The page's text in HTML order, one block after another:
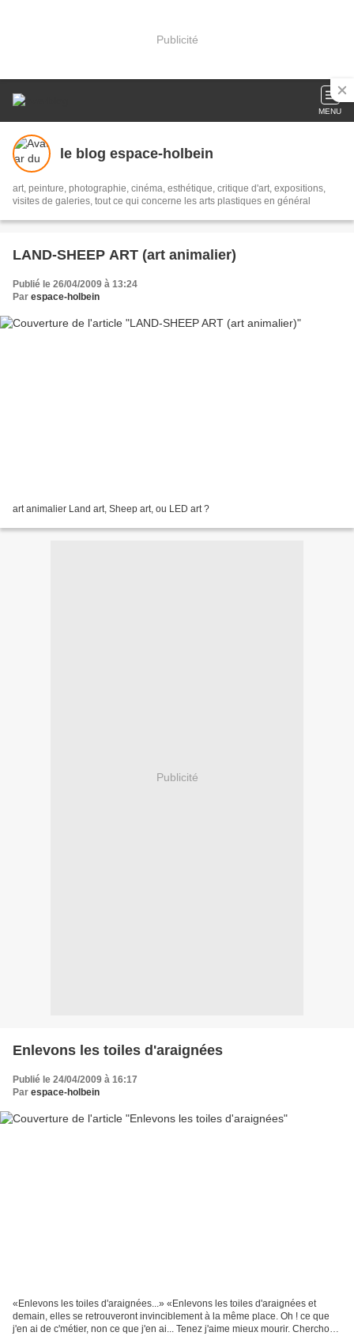
Publicité
MENU
le blog espace-holbein
art, peinture, photographie, cinéma, esthétique, critique d'art, expositions,
visites de galeries, tout ce qui concerne les arts plastiques en général
LAND-SHEEP ART (art animalier)
Publié le 26/04/2009 à 13:24
Par espace-holbein
art animalier Land art, Sheep art, ou LED art ?
Publicité
Enlevons les toiles d'araignées
Publié le 24/04/2009 à 16:17
Par espace-holbein
«Enlevons les toiles d'araignées...» «Enlevons les toiles d'araignées et
demain, elles se retrouveront invinciblement à la même place. Oh ! ce que
j'en ai de c'métier, non ce que j'en ai... Tenez j'aime mieux mourir. Cherchons